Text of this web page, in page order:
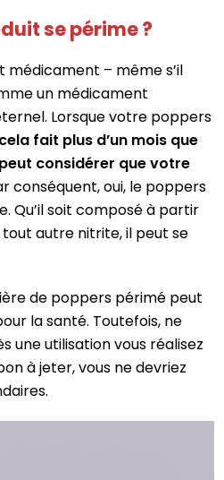
se périme ?
– même s’il
un médicament
Lorsque votre poppers
fait plus d’un mois que
considérer que votre
conséquent, oui, le poppers
Qu’il soit composé à partir
autre nitrite, il peut se
de poppers périmé peut
la santé. Toutefois, ne
une utilisation vous réalisez
à jeter, vous ne devriez